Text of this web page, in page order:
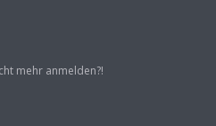
mehr anmelden?!